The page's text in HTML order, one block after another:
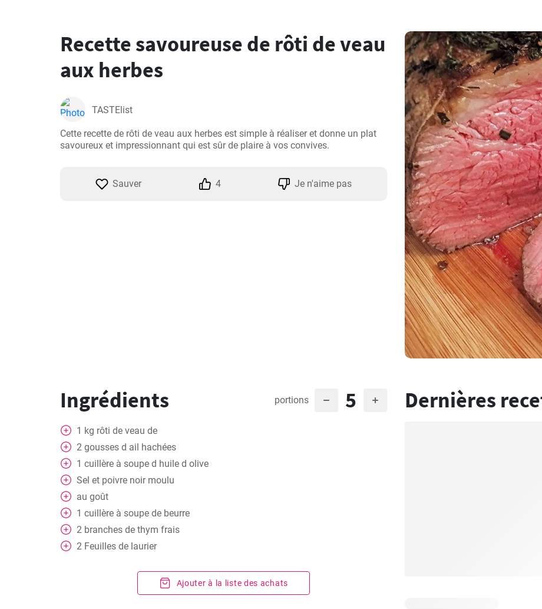
Recette savoureuse de rôti de veau
aux herbes
TASTElist
Cette recette de rôti de veau aux herbes est simple à réaliser et donne un plat
savoureux et impressionnant qui est sûr de plaire à vos convives.
Sauver 4 Je n'aime pas
Ingrédients portions 5
1 kg rôti de veau de
2 gousses d ail hachées
1 cuillère à soupe d huile d olive
Sel et poivre noir moulu
au goût
1 cuillère à soupe de beurre
2 branches de thym frais
2 Feuilles de laurier
Ajouter à la liste des achats
Dernières